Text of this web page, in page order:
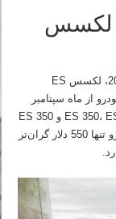
لکسس
پیروی رونمایی رسمی در نمایشگاه خودروی پکن 2018، لکسس ES
از ماه سپتامبر
قابل‌خرید بوده و با سه تریم متمایز با نام‌های ES 350، ES 300h و ES 350
F اسپورت در دسترس خواهد بود. مدل پایه این خودرو تنها 550 دلار گران‌تر